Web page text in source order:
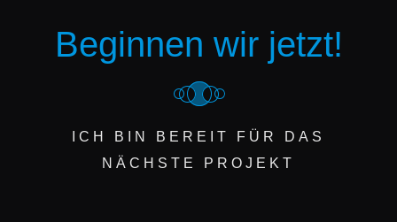
Beginnen wir jetzt!
ICH BIN BEREIT FÜR DAS
NÄCHSTE PROJEKT